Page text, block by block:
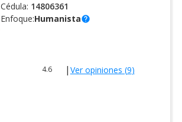
Cédula: 14806361
Enfoque:Humanistahelp
4.6 | Ver opiniones (9)